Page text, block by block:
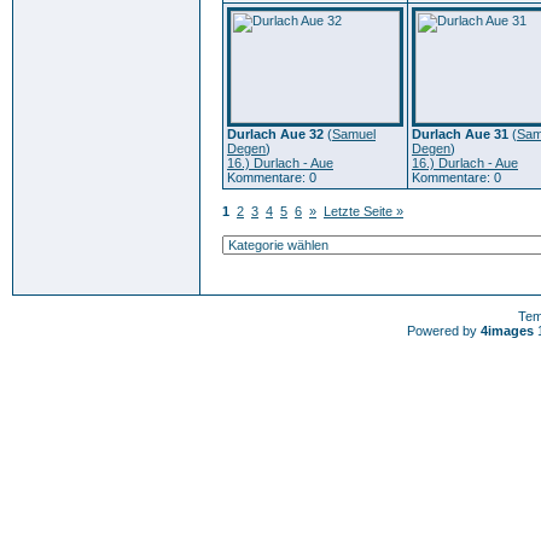
Durlach Aue 32 (Samuel
Degen)
16.) Durlach - Aue
Kommentare: 0
Durlach Aue 31 (
Degen)
16.) Durlach - Aue
Kommentare: 0
1 2 3 4 5 6 » Letzte Seite »
Powered by 4images